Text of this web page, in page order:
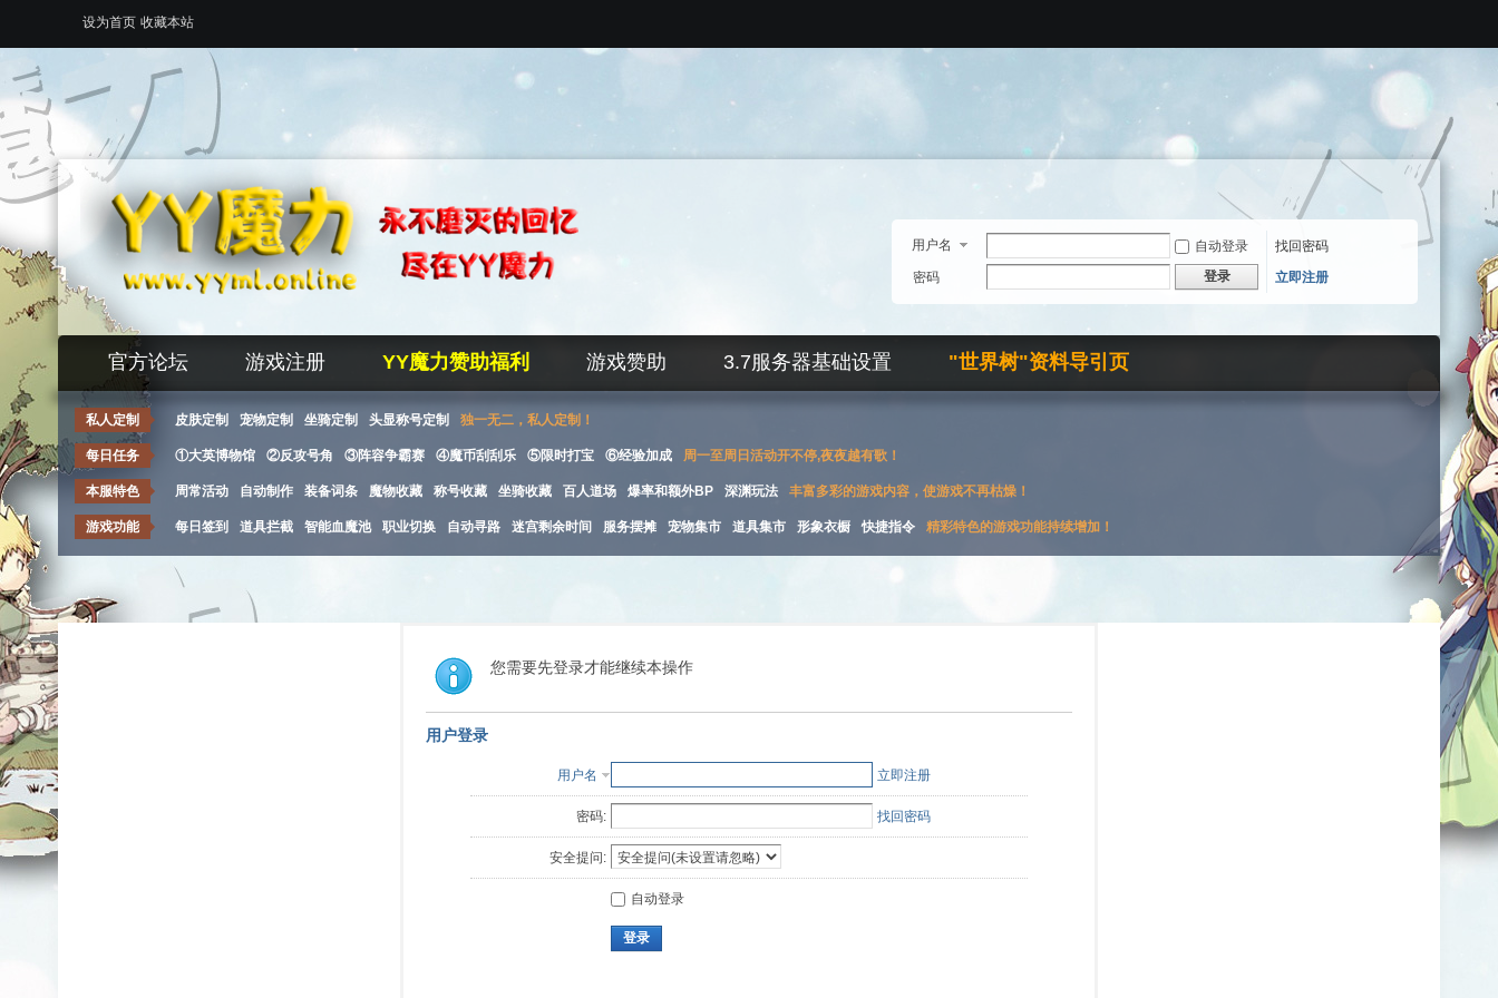
设为首页 收藏本站
用户名 自动登录
找回密码
密码
登录 立即注册
官方论坛 游戏注册 YY魔力赞助福利 游戏赞助 3.7服务器基础设置 "世界树"资料导引页
私人定制 皮肤定制 宠物定制 坐骑定制 头显称号定制 独一无二，私人定制！
每日任务 ①大英博物馆 ②反攻号角 ③阵容争霸赛 ④魔币刮刮乐 ⑤限时打宝 ⑥经验加成 周一至周日活动开不停,夜夜越有歌！
本服特色 周常活动 自动制作 装备词条 魔物收藏 称号收藏 坐骑收藏 百人道场 爆率和额外BP 深渊玩法 丰富多彩的游戏内容，使游戏不再枯燥！
游戏功能 每日签到 道具拦截 智能血魔池 职业切换 自动寻路 迷宫剩余时间 服务摆摊 宠物集市 道具集市 形象衣橱 快捷指令 精彩特色的游戏功能持续增加！
您需要先登录才能继续本操作
用户登录
用户名 立即注册
密码: 找回密码
安全提问:
自动登录
登录